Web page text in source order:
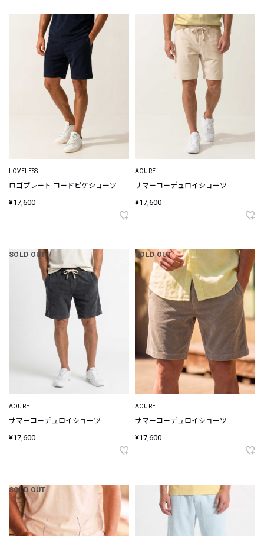
LOVELESS
ロゴプレート コードピケショーツ
¥17,600
AOURE
サマーコーデュロイショーツ
¥17,600
SOLD OUT
AOURE
サマーコーデュロイショーツ
¥17,600
SOLD OUT
AOURE
サマーコーデュロイショーツ
¥17,600
SOLD OUT